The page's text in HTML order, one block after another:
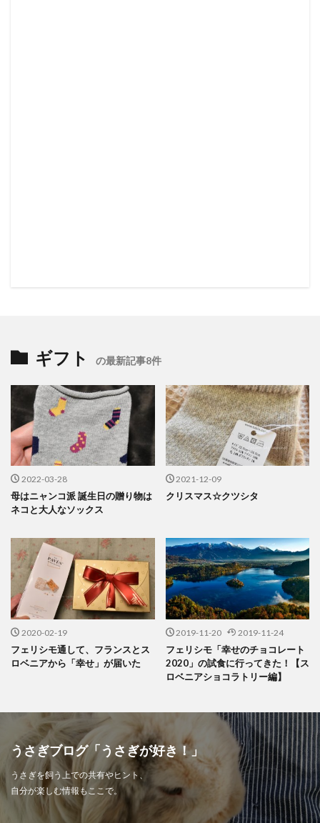
ギフト の最新記事8件
2022-03-28
母はニャンコ派 誕生日の贈り物は
ネコと大人なソックス
2021-12-09
クリスマス☆クツシタ
2020-02-19
フェリシモ通して、フランスとス
ロベニアから「幸せ」が届いた
2019-11-20 2019-11-24
フェリシモ「幸せのチョコレート
2020」の試食に行ってきた！【ス
ロベニアショコラトリー編】
うさぎブログ「うさぎが好き！」
うさぎを飼う上での共有やヒント、
自分が楽しむ情報もここで。